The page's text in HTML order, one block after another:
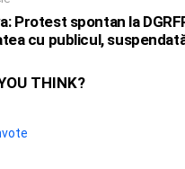
Protest spontan la
cu publicul,
THINK?